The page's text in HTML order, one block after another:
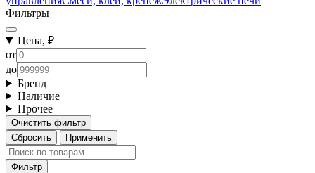
Фильтры
Цена, ₽
от
до
Бренд
Наличие
Прочее
Очистить фильтр
Сбросить
Применить
Фильтр